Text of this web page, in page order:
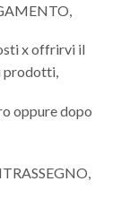
x offrirvi il
prodotti,
oppure dopo